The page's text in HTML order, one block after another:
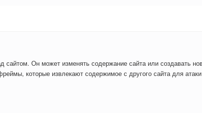
сайтом. Он может изменять содержание сайта или создавать
которые извлекают содержимое с другого сайта для атаки